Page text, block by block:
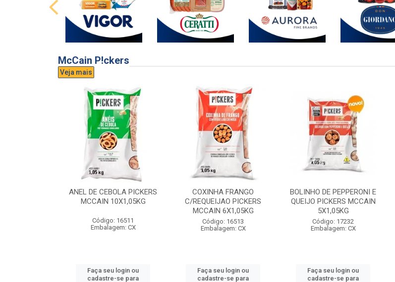
McCain P!ckers
Veja mais
ANEL DE CEBOLA PICKERS
MCCAIN 10X1,05KG
Código: 16511
Embalagem: CX
Faça seu login ou
cadastre-se para
COXINHA FRANGO
C/REQUEIJAO PICKERS
MCCAIN 6X1,05KG
Código: 16513
Embalagem: CX
Faça seu login ou
cadastre-se para
BOLINHO DE PEPPERONI E
QUEIJO PICKERS MCCAIN
5X1,05KG
Código: 17232
Embalagem: CX
Faça seu login ou
cadastre-se para